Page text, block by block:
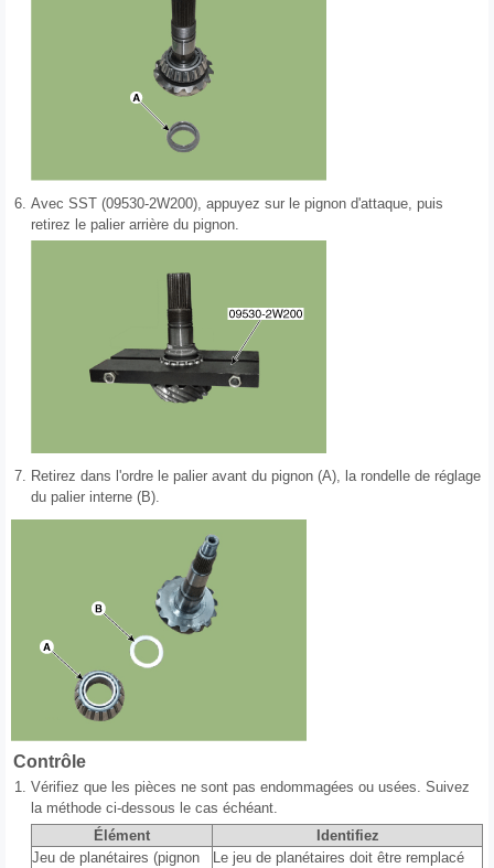
6. Avec SST (09530-2W200), appuyez sur le pignon d'attaque, puis
retirez le palier arrière du pignon.
7. Retirez dans l'ordre le palier avant du pignon (A), la rondelle de réglage
du palier interne (B).
Contrôle
1. Vérifiez que les pièces ne sont pas endommagées ou usées. Suivez
la méthode ci-dessous le cas échéant.
Élément
Identifiez
Jeu de planétaires (pignon
Le jeu de planétaires doit être remplacé